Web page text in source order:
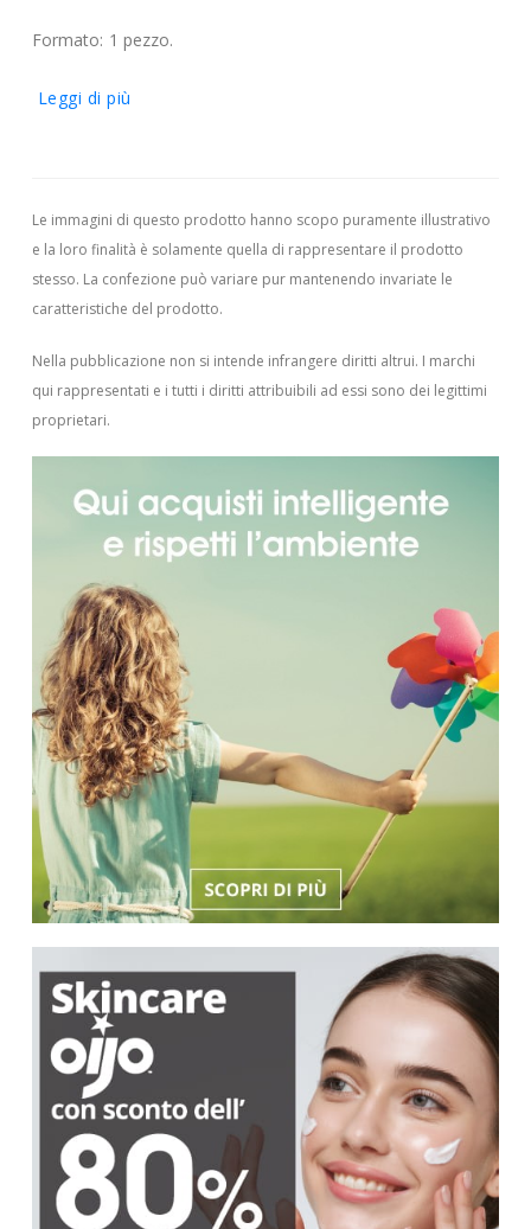
Formato: 1 pezzo.
Leggi di più
Le immagini di questo prodotto hanno scopo puramente illustrativo
e la loro finalità è solamente quella di rappresentare il prodotto
stesso. La confezione può variare pur mantenendo invariate le
caratteristiche del prodotto.
Nella pubblicazione non si intende infrangere diritti altrui. I marchi
qui rappresentati e i tutti i diritti attribuibili ad essi sono dei legittimi
proprietari.